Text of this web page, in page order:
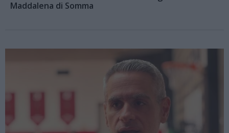
Maddalena di Somma